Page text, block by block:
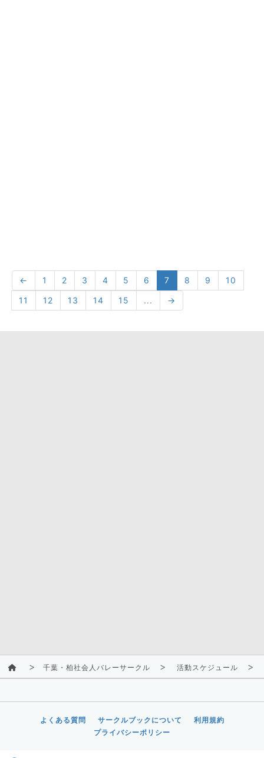
← 1 2 3 4 5 6 7 8 9
10
11
12 13 14 15 ... →
千葉・柏社会人バレーサークル 活動スケジュール
よくある質問 サークルブックについて
利用規約
プライバシーポリシー